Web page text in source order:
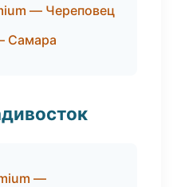
— Череповец
Самара
—